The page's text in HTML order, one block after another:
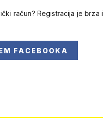
račun? Registracija je brza i
FACEBOOKA